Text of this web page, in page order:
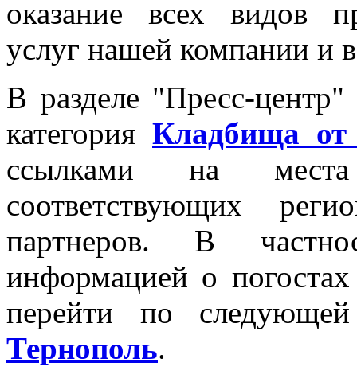
оказание всех видов
услуг нашей компании и
В разделе "Пресс-центр"
категория Кладбища от
ссылками на
соответствующих
партнеров. В
информацией о
перейти по
Тернополь.